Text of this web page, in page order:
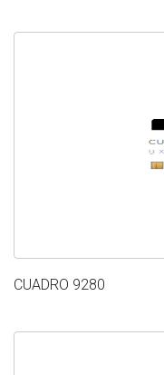
CUADRO 9280